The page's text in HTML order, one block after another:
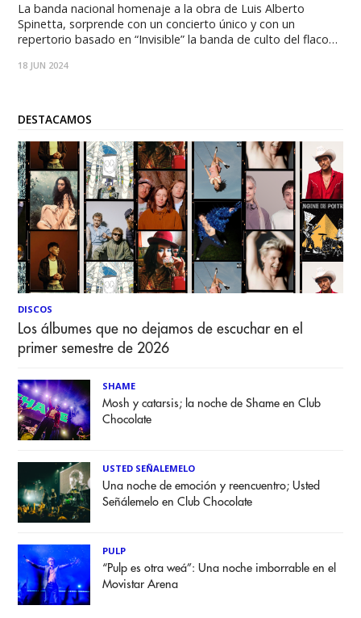
La banda nacional homenaje a la obra de Luis Alberto
Spinetta, sorprende con un concierto único y con un
repertorio basado en “Invisible” la banda de culto del flaco
limpio, con arreglos abiertos, cambios y climas diferentes,
18 JUN 2024
DESTACAMOS
DISCOS
Los álbumes que no dejamos de escuchar en el
primer semestre de 2026
SHAME
Mosh y catarsis; la noche de Shame en Club
Chocolate
USTED SEÑALEMELO
Una noche de emoción y reencuentro; Usted
Señálemelo en Club Chocolate
PULP
“Pulp es otra weá”: Una noche imborrable en el
Movistar Arena